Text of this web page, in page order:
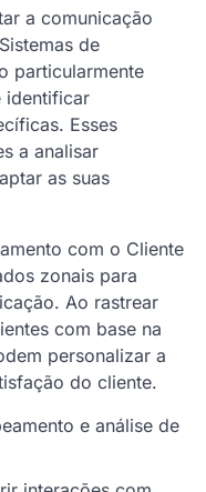
a comunicação
de
particularmente
identificar
Esses
a analisar
as suas
com o Cliente
zonais para
Ao rastrear
com base na
personalizar a
do cliente.
e análise de